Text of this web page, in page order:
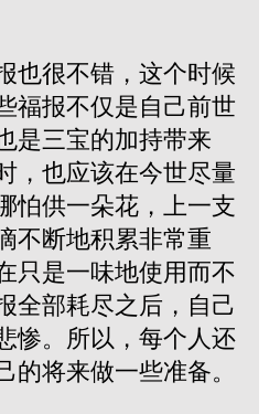
也很不错，这个时候
福报不仅是自己前世
是三宝的加持带来
，也应该在今世尽量
怕供一朵花，上一支
不断地积累非常重
只是一味地使用而不
全部耗尽之后，自己
惨。所以，每个人还
的将来做一些准备。